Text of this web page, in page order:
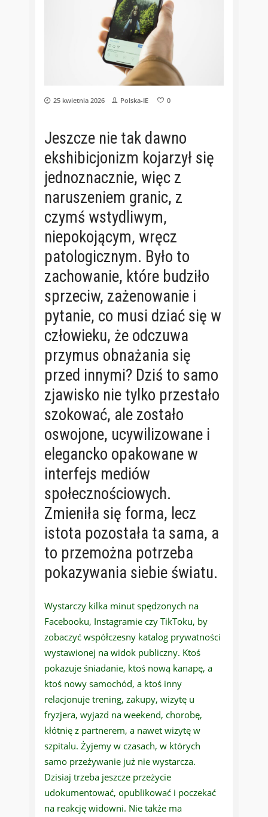
25 kwietnia 2026 Polska-IE 0
Jeszcze nie tak dawno
ekshibicjonizm kojarzył się
jednoznacznie, więc z
naruszeniem granic, z
czymś wstydliwym,
niepokojącym, wręcz
patologicznym. Było to
zachowanie, które budziło
sprzeciw, zażenowanie i
pytanie, co musi dziać się w
człowieku, że odczuwa
przymus obnażania się
przed innymi? Dziś to samo
zjawisko nie tylko przestało
szokować, ale zostało
oswojone, ucywilizowane i
elegancko opakowane w
interfejs mediów
społecznościowych.
Zmieniła się forma, lecz
istota pozostała ta sama, a
to przemożna potrzeba
pokazywania siebie światu.
Wystarczy kilka minut spędzonych na
Facebooku, Instagramie czy TikToku, by
zobaczyć współczesny katalog prywatności
wystawionej na widok publiczny. Ktoś
pokazuje śniadanie, ktoś nową kanapę, a
ktoś nowy samochód, a ktoś inny
relacjonuje trening, zakupy, wizytę u
fryzjera, wyjazd na weekend, chorobę,
kłótnię z partnerem, a nawet wizytę w
szpitalu. Żyjemy w czasach, w których
samo przeżywanie już nie wystarcza.
Dzisiaj trzeba jeszcze przeżycie
udokumentować, opublikować i poczekać
na reakcję widowni. Nie także ma